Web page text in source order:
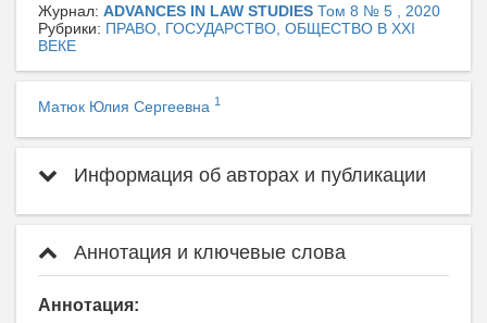
Журнал: ADVANCES IN LAW STUDIES Том 8 № 5 , 2020
Рубрики: ПРАВО, ГОСУДАРСТВО, ОБЩЕСТВО В XXI
ВЕКЕ
Матюк Юлия Сергеевна 1
Информация об авторах и публикации
Аннотация и ключевые слова
Аннотация: